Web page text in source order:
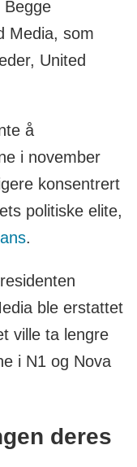
Begge
Media, som
United
å
i november
konsentrert
politiske elite,
.
ble erstattet
ville ta lengre
i N1 og Nova
deres